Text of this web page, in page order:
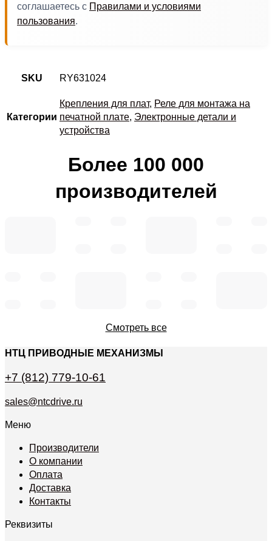
соглашаетесь с Правилами и условиями
пользования.
SKU RY631024
Категории
Крепления для плат, Реле для монтажа на
печатной плате, Электронные детали и
устройства
Более 100 000
производителей
Смотреть все
НТЦ ПРИВОДНЫЕ МЕХАНИЗМЫ
+7 (812) 779-10-61
sales@ntcdrive.ru
Меню
Производители
О компании
Оплата
Доставка
Контакты
Реквизиты